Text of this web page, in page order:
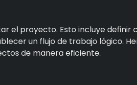
el proyecto. Esto incluye definir
un flujo de trabajo lógico.
de manera eficiente.